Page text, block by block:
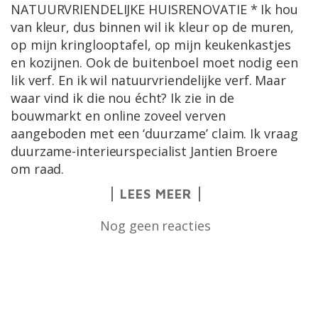
NATUURVRIENDELIJKE HUISRENOVATIE * Ik hou
van kleur, dus binnen wil ik kleur op de muren,
op mijn kringlooptafel, op mijn keukenkastjes
en kozijnen. Ook de buitenboel moet nodig een
lik verf. En ik wil natuurvriendelijke verf. Maar
waar vind ik die nou écht? Ik zie in de
bouwmarkt en online zoveel verven
aangeboden met een ‘duurzame’ claim. Ik vraag
duurzame-interieurspecialist Jantien Broere
om raad.
LEES MEER
Nog geen reacties